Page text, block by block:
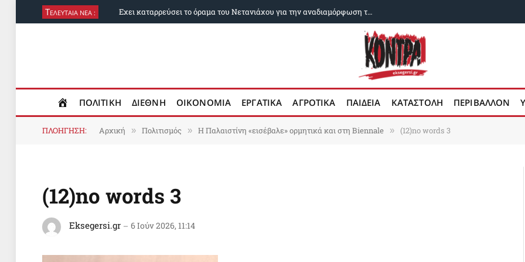
ΤΕΛΕΥΤΑΙΑ ΝΕΑ : Εχει καταρρεύσει το όραμα του Νετανιάχου για την αναδιαμόρφωση της Μέσης Ανατολής;
ΠΟΛΙΤΙΚΗ ΔΙΕΘΝΗ ΟΙΚΟΝΟΜΙΑ ΕΡΓΑΤΙΚΑ ΑΓΡΟΤΙΚΑ ΠΑΙΔΕΙΑ ΚΑΤΑΣΤΟΛΗ ΠΕΡΙΒΑΛΛΟΝ
ΠΛΟΗΓΗΣΗ: Αρχική » Πολιτισμός » H Παλαιστίνη «εισέβαλε» ορμητικά και στη Biennale » (12)no words 3
(12)no words 3
Eksegersi.gr 6 Ιούν 2026, 11:14